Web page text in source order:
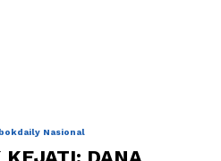
Nasional